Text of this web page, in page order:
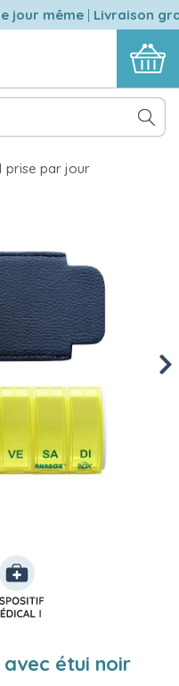
même|Livraison
prise par jour
avec étui noir